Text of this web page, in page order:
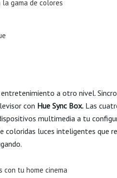
gama de colores
a otro nivel.
con Hue Sync Box. Las
multimedia a tu
coloridas luces inteligentes que
con tu home cinema